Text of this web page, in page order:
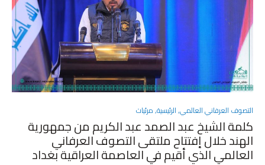
POSTED
IN
التصوف العرفاني العالمي,الرئيسية,مرئيات
كلمة الشيخ عبد الصمد عبد الكريم من جمهورية
الهند خلال إفتتاح ملتقى التصوف العرفاني
العالمي الذي أقيم في العاصمة العراقية بغداد